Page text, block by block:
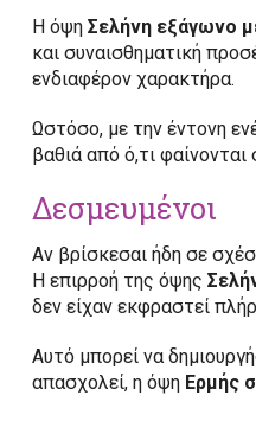
Η όψη Σελήνη εξάγωνο
και συναισθηματική
ενδιαφέρον χαρακτήρα.
Ωστόσο, με την έντονη
βαθιά από ό,τι
Δεσμευμένοι
Αν βρίσκεσαι ήδη σε
Η επιρροή της όψης
δεν είχαν εκφραστεί
Αυτό μπορεί να
απασχολεί, η όψη Ερμής